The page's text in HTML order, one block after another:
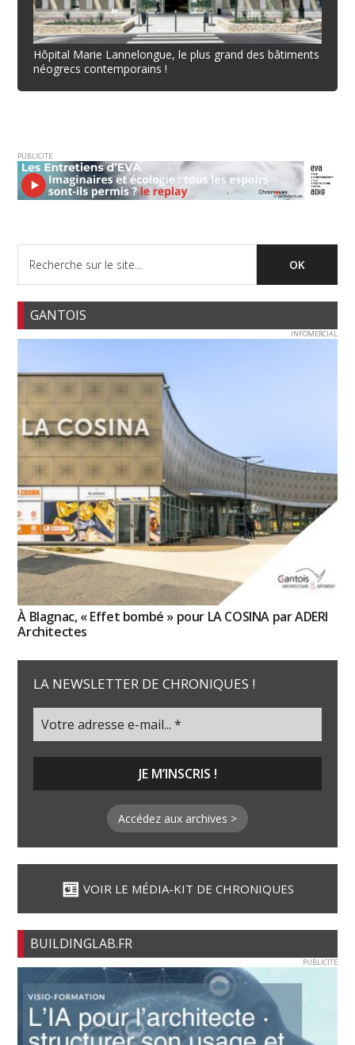
Hôpital Marie Lannelongue, le plus grand des bâtiments
néogrecs contemporains !
PUBLICITE
GANTOIS
INFOMERCIAL
À Blagnac, « Effet bombé » pour LA COSINA par ADERI
Architectes
LA NEWSLETTER DE CHRONIQUES !
Accédez aux archives >
VOIR LE MÉDIA-KIT DE CHRONIQUES
BUILDINGLAB.FR
PUBLICITE